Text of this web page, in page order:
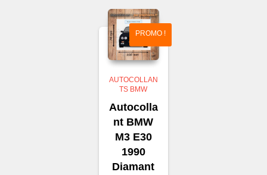
2,50 €.
PROMO !
AUTOCOLLAN
TS BMW
Autocolla
nt BMW
M3 E30
1990
Diamant